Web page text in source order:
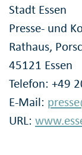
Stadt Essen
Presse- und
Rathaus,
45121 Essen
Telefon: +49
E-Mail:
URL: